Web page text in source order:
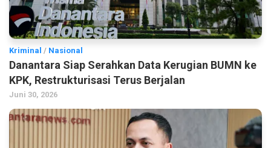
Kriminal / Nasional
Danantara Siap Serahkan Data Kerugian BUMN ke
KPK, Restrukturisasi Terus Berjalan
Juni 30, 2026